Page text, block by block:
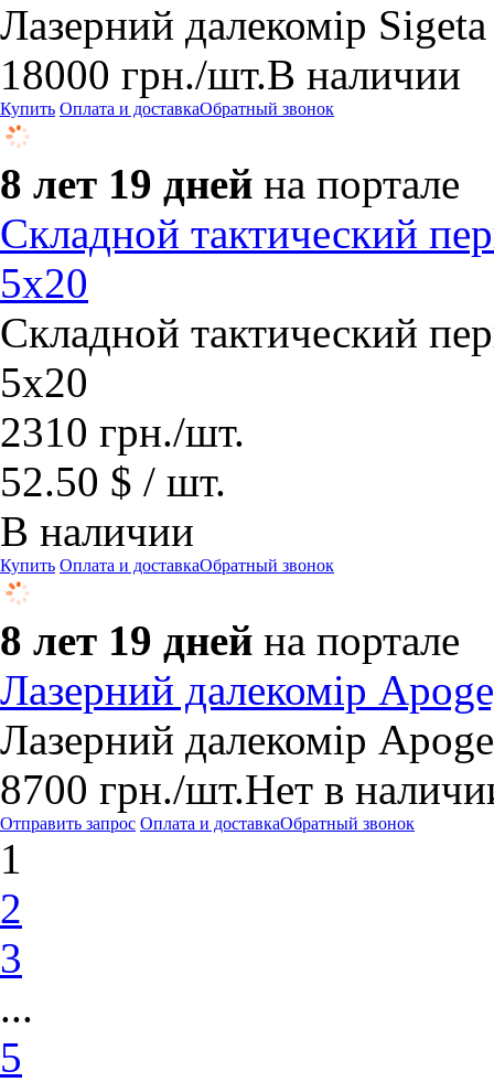
Лазерний далекомір
18000 грн./шт.В наличии
Купить Оплата и доставкаОбратный звонок
8 лет 19 дней на портале
Складной тактический
5x20
Складной тактический
5x20
2310 грн./шт.
52.50 $ / шт.
В наличии
Купить Оплата и доставкаОбратный звонок
8 лет 19 дней на портале
Лазерний далекомір
Лазерний далекомір
8700 грн./шт.Нет в
Отправить запрос Оплата и доставкаОбратный звонок
1
2
3
...
5